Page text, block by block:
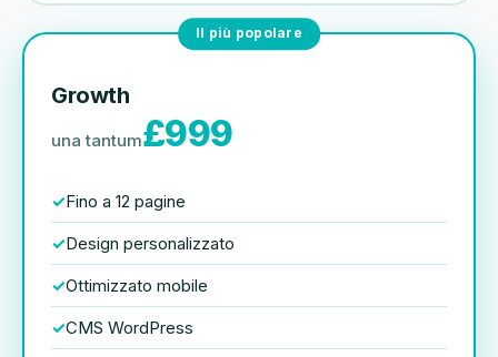
Il più popolare
Growth
una tantum£999
Fino a 12 pagine
Design personalizzato
Ottimizzato mobile
CMS WordPress